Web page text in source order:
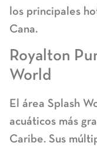
los principales
Cana.
Royalton
World
El área Splash
acuáticos más
Caribe. Sus